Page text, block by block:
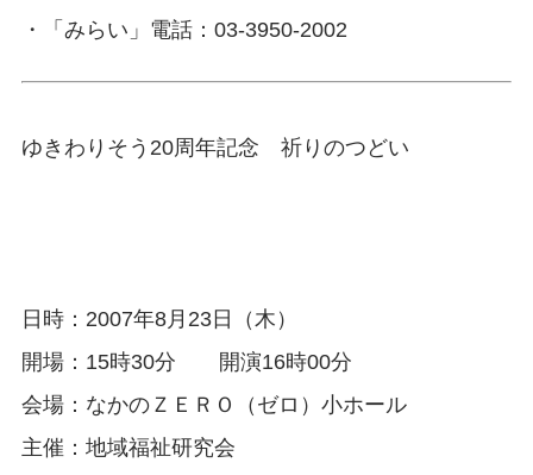
・「みらい」電話：03-3950-2002
ゆきわりそう20周年記念 祈りのつどい
日時：2007年8月23日（木）
開場：15時30分 開演16時00分
会場：なかのＺＥＲＯ（ゼロ）小ホール
主催：地域福祉研究会